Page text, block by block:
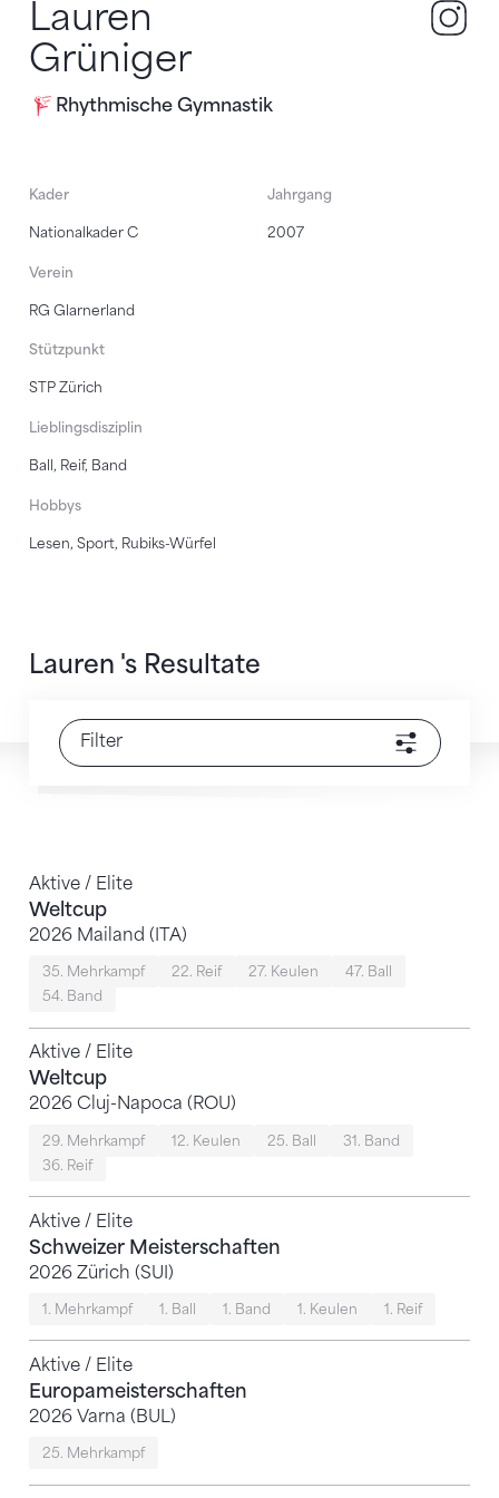
Lauren
Grüniger
Rhythmische Gymnastik
Kader
Nationalkader C
Jahrgang
2007
Verein
RG Glarnerland
Stützpunkt
STP Zürich
Lieblingsdisziplin
Ball, Reif, Band
Hobbys
Lesen, Sport, Rubiks-Würfel
Lauren 's Resultate
Filter
Aktive / Elite
Weltcup
2026 Mailand (ITA)
35. Mehrkampf 22. Reif 27. Keulen
47. Ball
54. Band
Aktive / Elite
Weltcup
2026 Cluj-Napoca (ROU)
29. Mehrkampf 12. Keulen 25. Ball
31. Band
36. Reif
Aktive / Elite
Schweizer Meisterschaften
2026 Zürich (SUI)
1. Mehrkampf 1. Ball 1. Band 1. Keulen 1. Reif
Aktive / Elite
Europameisterschaften
2026 Varna (BUL)
25. Mehrkampf